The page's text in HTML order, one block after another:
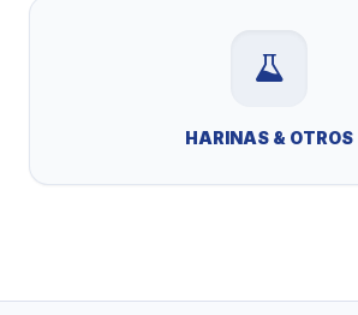
HARINAS & OTROS